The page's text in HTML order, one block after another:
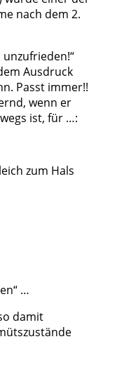
nach dem 2.
Ausdruck
Passt immer!!
wenn er
ist, für …:
zum Hals
…
damit